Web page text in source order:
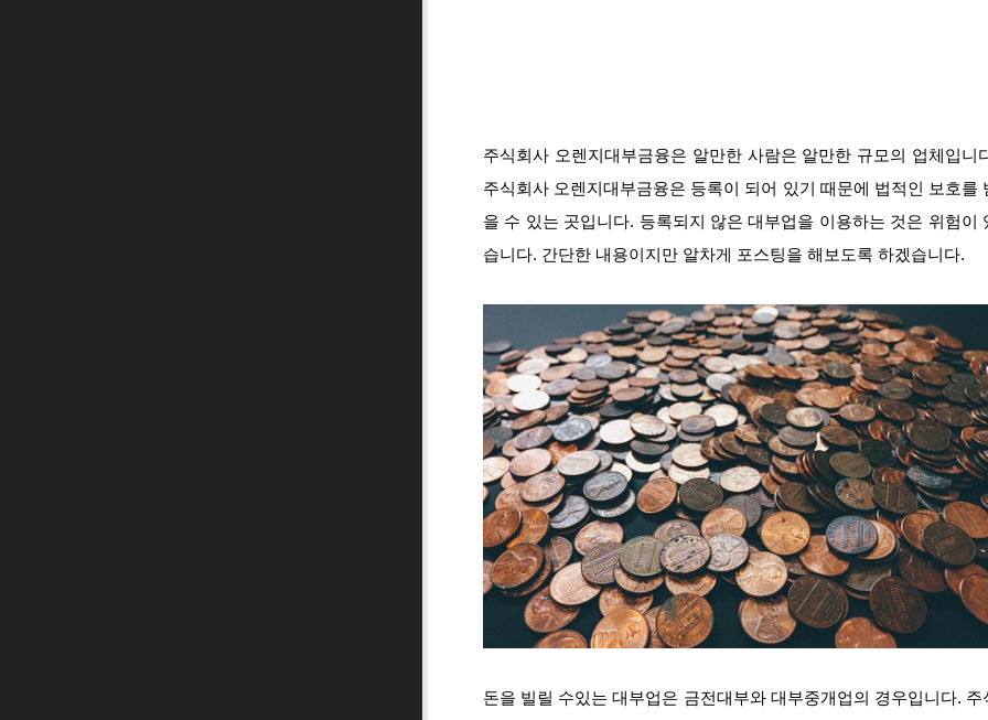
주식회사 오렌지대부금융은 알만한 사람은 알만한 규모의 업체입니
주식회사 오렌지대부금융은 등록이 되어 있기 때문에 법적인 보호를
을 수 있는 곳입니다. 등록되지 않은 대부업을 이용하는 것은 위험이
습니다. 간단한 내용이지만 알차게 포스팅을 해보도록 하겠습니다.
돈을 빌릴 수있는 대부업은 금전대부와 대부중개업의 경우입니다. 주